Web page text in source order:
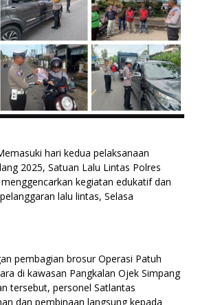
hari kedua pelaksanaan
2025, Satuan Lalu Lintas Polres
kegiatan edukatif dan
lalu lintas, Selasa
pembagian brosur Operasi Patuh
di kawasan Pangkalan Ojek Simpang
tersebut, personel Satlantas
dan pembinaan langsung kepada